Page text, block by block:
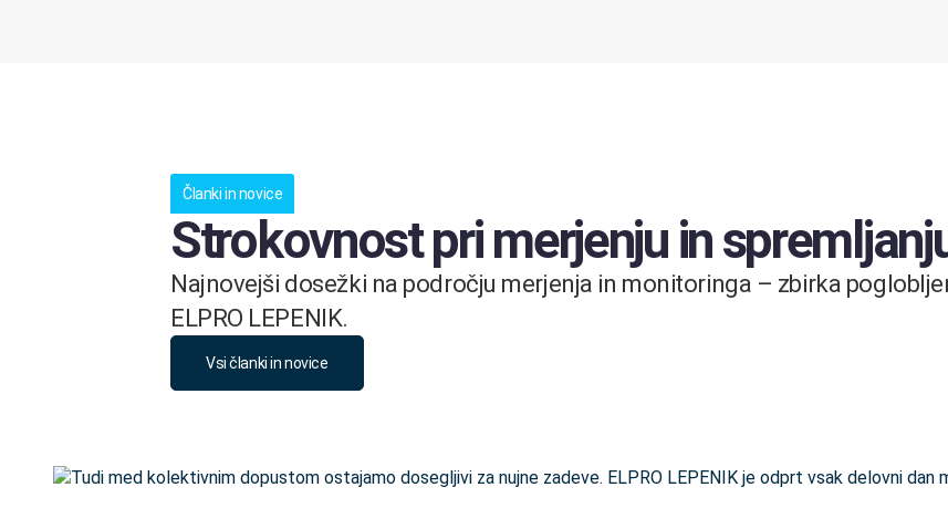
Članki in novice
Strokovnost pri merjenju in
Najnovejši dosežki na področju merjenja in monitoringa – zbirka
ELPRO LEPENIK.
Vsi članki in novice